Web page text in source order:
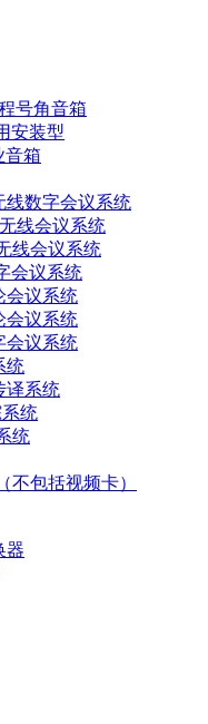
号角音箱
安装型
音箱
线数字会议系统
线会议系统
线会议系统
会议系统
会议系统
会议系统
会议系统
统
译系统
统
统
不包括视频卡）
器